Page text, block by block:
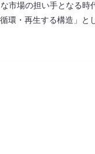
市場の担い手となる時
環・再生する構造」と